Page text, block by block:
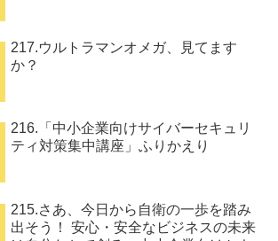
217.ウルトラマンオメガ、見てます
か？
216.「中小企業向けサイバーセキュリ
ティ対策集中講座」ふりかえり
215.さあ、今日から自衛の一歩を踏み
出そう！ 安心・安全なビジネスの未来